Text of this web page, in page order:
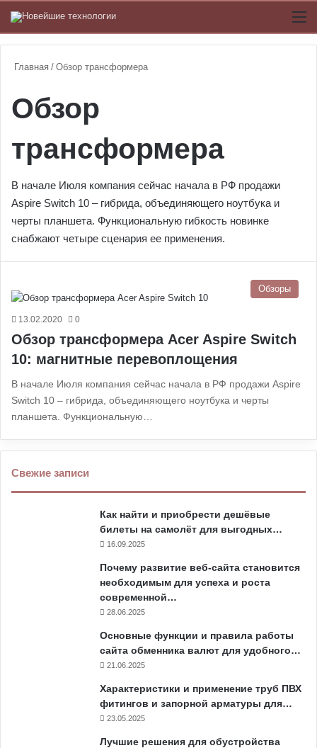
Главная / Обзор трансформера
Обзор
трансформера
В начале Июля компания сейчас начала в РФ продажи
Aspire Switch 10 – гибрида, объединяющего ноутбука и
черты планшета. Функциональную гибкость новинке
снабжают четыре сценария ее применения.
Обзоры
13.02.2020 0
Обзор трансформера Acer Aspire Switch
10: магнитные перевоплощения
В начале Июля компания сейчас начала в РФ продажи Aspire
Switch 10 – гибрида, объединяющего ноутбука и черты
планшета. Функциональную…
Свежие записи
Как найти и приобрести дешёвые
билеты на самолёт для выгодных…
16.09.2025
Почему развитие веб-сайта становится
необходимым для успеха и роста
современной…
28.06.2025
Основные функции и правила работы
сайта обменника валют для удобного…
21.06.2025
Характеристики и применение труб ПВХ
фитингов и запорной арматуры для…
23.05.2025
Лучшие решения для обустройства